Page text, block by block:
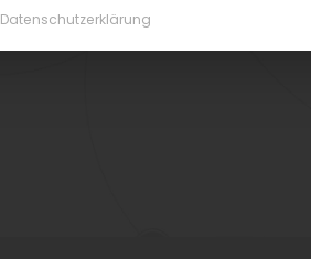
Datenschutzerklärung